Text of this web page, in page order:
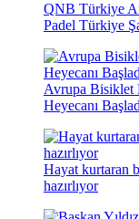
QNB Türkiye
Padel Türkiye
Avrupa Bisiklet
Heyecanı
Hayat kurtaran
hazırlıyor